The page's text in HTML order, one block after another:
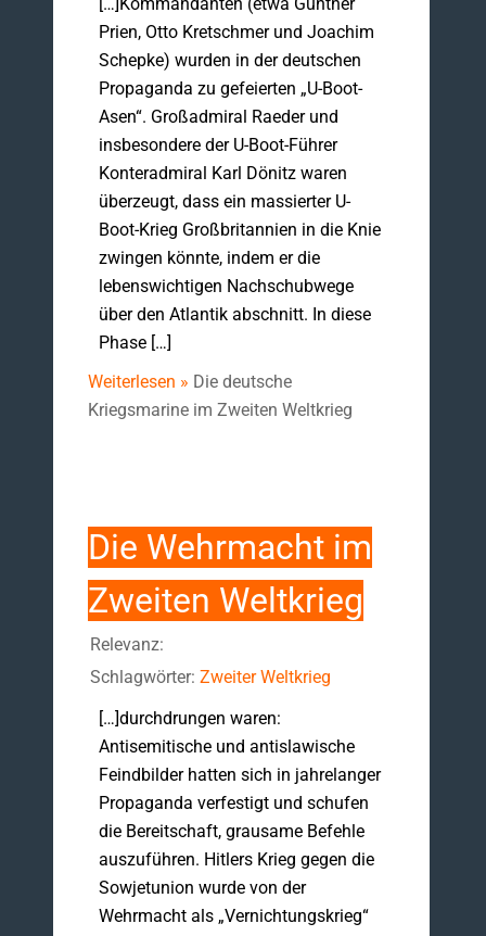
Prien, Otto Kretschmer und Joachim
Schepke) wurden in der deutschen
Propaganda zu gefeierten „U-Boot-
Asen“. Großadmiral Raeder und
insbesondere der U-Boot-Führer
Konteradmiral Karl Dönitz waren
überzeugt, dass ein massierter U-
Boot-Krieg Großbritannien in die Knie
zwingen könnte, indem er die
lebenswichtigen Nachschubwege
über den Atlantik abschnitt. In diese
Phase […]
Weiterlesen » Die deutsche
Kriegsmarine im Zweiten Weltkrieg
Die Wehrmacht im
Zweiten Weltkrieg
Relevanz:
Schlagwörter: Zweiter Weltkrieg
[…]durchdrungen waren:
Antisemitische und antislawische
Feindbilder hatten sich in jahrelanger
Propaganda verfestigt und schufen
die Bereitschaft, grausame Befehle
auszuführen. Hitlers Krieg gegen die
Sowjetunion wurde von der
Wehrmacht als „Vernichtungskrieg“